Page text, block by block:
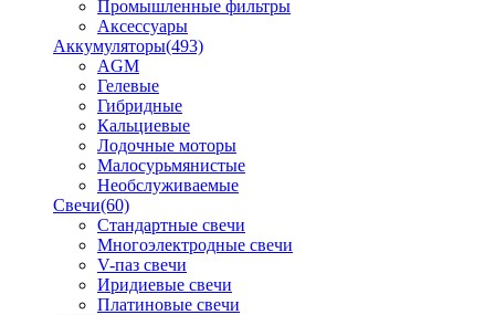
Промышленные фильтры
Аксессуары
Аккумуляторы(493)
AGM
Гелевые
Гибридные
Кальциевые
Лодочные моторы
Малосурьмянистые
Необслуживаемые
Свечи(60)
Стандартные свечи
Многоэлектродные свечи
V-паз свечи
Иридиевые свечи
Платиновые свечи